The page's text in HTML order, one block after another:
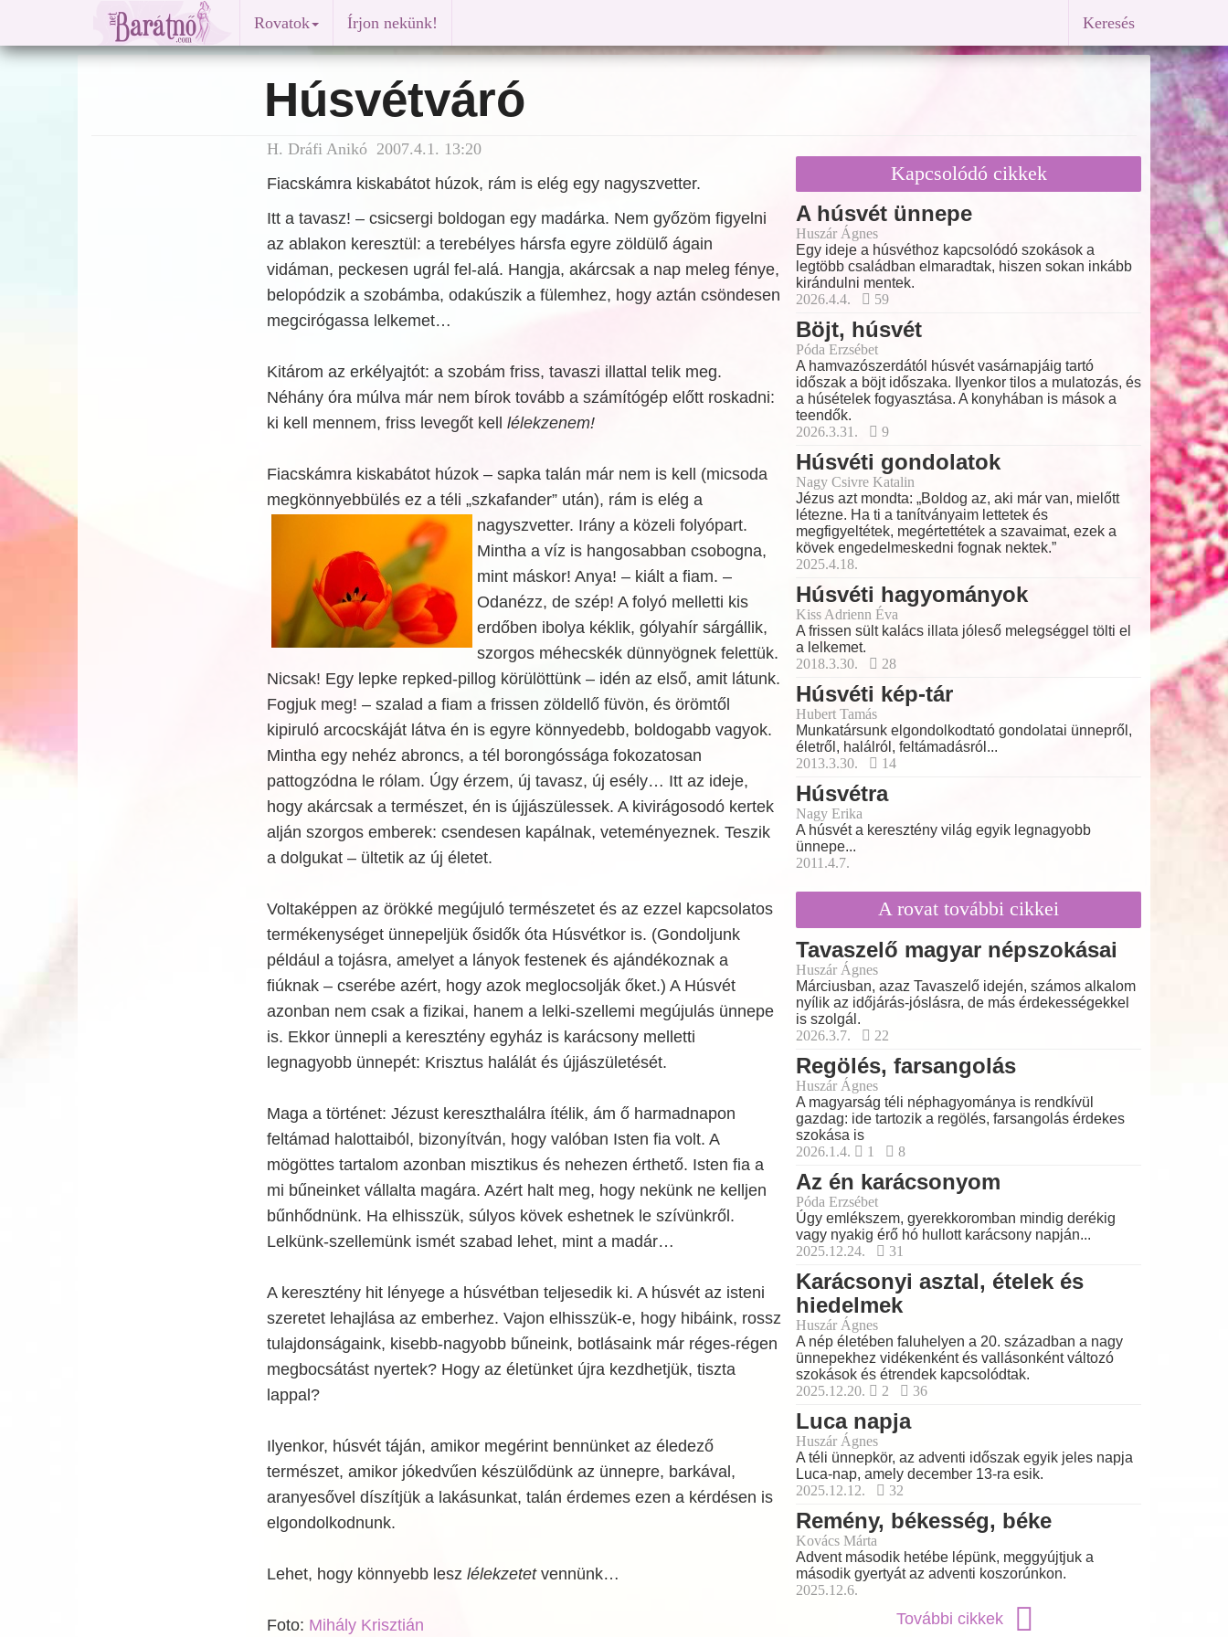
Rovatok Írjon nekünk! Keresés
Húsvétváró
H. Dráfi Anikó 2007.4.1. 13:20
Fiacskámra kiskabátot húzok, rám is elég egy nagyszvetter.
Itt a tavasz! – csicsergi boldogan egy madárka. Nem győzöm figyelni
az ablakon keresztül: a terebélyes hársfa egyre zöldülő ágain
vidáman, peckesen ugrál fel-alá. Hangja, akárcsak a nap meleg fénye,
belopódzik a szobámba, odakúszik a fülemhez, hogy aztán csöndesen
megcirógassa lelkemet…
Kitárom az erkélyajtót: a szobám friss, tavaszi illattal telik meg.
Néhány óra múlva már nem bírok tovább a számítógép előtt roskadni:
ki kell mennem, friss levegőt kell lélekzenem!
Fiacskámra kiskabátot húzok – sapka talán már nem is kell (micsoda
megkönnyebbülés ez a téli „szkafander” után), rám is elég a
nagyszvetter. Irány a közeli folyópart.
Mintha a víz is hangosabban csobogna,
mint máskor! Anya! – kiált a fiam. –
Odanézz, de szép! A folyó melletti kis
erdőben ibolya kéklik, gólyahír sárgállik,
szorgos méhecskék dünnyögnek felettük.
Nicsak! Egy lepke repked-pillog körülöttünk – idén az első, amit látunk.
Fogjuk meg! – szalad a fiam a frissen zöldellő füvön, és örömtől
kipiruló arcocskáját látva én is egyre könnyedebb, boldogabb vagyok.
Mintha egy nehéz abroncs, a tél borongóssága fokozatosan
pattogzódna le rólam. Úgy érzem, új tavasz, új esély… Itt az ideje,
hogy akárcsak a természet, én is újjászülessek. A kivirágosodó kertek
alján szorgos emberek: csendesen kapálnak, veteményeznek. Teszik
a dolgukat – ültetik az új életet.
Voltaképpen az örökké megújuló természetet és az ezzel kapcsolatos
termékenységet ünnepeljük ősidők óta Húsvétkor is. (Gondoljunk
például a tojásra, amelyet a lányok festenek és ajándékoznak a
fiúknak – cserébe azért, hogy azok meglocsolják őket.) A Húsvét
azonban nem csak a fizikai, hanem a lelki-szellemi megújulás ünnepe
is. Ekkor ünnepli a keresztény egyház is karácsony melletti
legnagyobb ünnepét: Krisztus halálát és újjászületését.
Maga a történet: Jézust kereszthalálra ítélik, ám ő harmadnapon
feltámad halottaiból, bizonyítván, hogy valóban Isten fia volt. A
mögöttes tartalom azonban misztikus és nehezen érthető. Isten fia a
mi bűneinket vállalta magára. Azért halt meg, hogy nekünk ne kelljen
bűnhődnünk. Ha elhisszük, súlyos kövek eshetnek le szívünkről.
Lelkünk-szellemünk ismét szabad lehet, mint a madár…
A keresztény hit lényege a húsvétban teljesedik ki. A húsvét az isteni
szeretet lehajlása az emberhez. Vajon elhisszük-e, hogy hibáink, rossz
tulajdonságaink, kisebb-nagyobb bűneink, botlásaink már réges-régen
megbocsátást nyertek? Hogy az életünket újra kezdhetjük, tiszta
lappal?
Ilyenkor, húsvét táján, amikor megérint bennünket az éledező
természet, amikor jókedvűen készülődünk az ünnepre, barkával,
aranyesővel díszítjük a lakásunkat, talán érdemes ezen a kérdésen is
elgondolkodnunk.
Lehet, hogy könnyebb lesz lélekzetetvennünk…
Foto: Mihály Krisztián
Kapcsolódó cikkek
A húsvét ünnepe
Huszár Ágnes
Egy ideje a húsvéthoz kapcsolódó szokások a
legtöbb családban elmaradtak, hiszen sokan inkább
kirándulni mentek.
2026.4.4.
59
Böjt, húsvét
Póda Erzsébet
A hamvazószerdától húsvét vasárnapjáig tartó
időszak a böjt időszaka. Ilyenkor tilos a mulatozás, és
a húsételek fogyasztása. A konyhában is mások a
teendők.
2026.3.31.
9
Húsvéti gondolatok
Nagy Csivre Katalin
Jézus azt mondta: „Boldog az, aki már van, mielőtt
létezne. Ha ti a tanítványaim lettetek és
megfigyeltétek, megértettétek a szavaimat, ezek a
kövek engedelmeskedni fognak nektek.”
2025.4.18.
Húsvéti hagyományok
Kiss Adrienn Éva
A frissen sült kalács illata jóleső melegséggel tölti el
a lelkemet.
2018.3.30.
28
Húsvéti kép-tár
Hubert Tamás
Munkatársunk elgondolkodtató gondolatai ünnepről,
életről, halálról, feltámadásról...
2013.3.30.
14
Húsvétra
Nagy Erika
A húsvét a keresztény világ egyik legnagyobb
ünnepe...
2011.4.7.
A rovat további cikkei
Tavaszelő magyar népszokásai
Huszár Ágnes
Márciusban, azaz Tavaszelő idején, számos alkalom
nyílik az időjárás-jóslásra, de más érdekességekkel
is szolgál.
2026.3.7.
22
Regölés, farsangolás
Huszár Ágnes
A magyarság téli néphagyománya is rendkívül
gazdag: ide tartozik a regölés, farsangolás érdekes
szokása is
2026.1.4.
1 8
Az én karácsonyom
Póda Erzsébet
Úgy emlékszem, gyerekkoromban mindig derékig
vagy nyakig érő hó hullott karácsony napján...
2025.12.24.
31
Karácsonyi asztal, ételek és
hiedelmek
Huszár Ágnes
A nép életében faluhelyen a 20. században a nagy
ünnepekhez vidékenként és vallásonként változó
szokások és étrendek kapcsolódtak.
2025.12.20.
2 36
Luca napja
Huszár Ágnes
A téli ünnepkör, az adventi időszak egyik jeles napja
Luca-nap, amely december 13-ra esik.
2025.12.12.
32
Remény, békesség, béke
Kovács Márta
Advent második hetébe lépünk, meggyújtjuk a
második gyertyát az adventi koszorúnkon.
2025.12.6.
További cikkek